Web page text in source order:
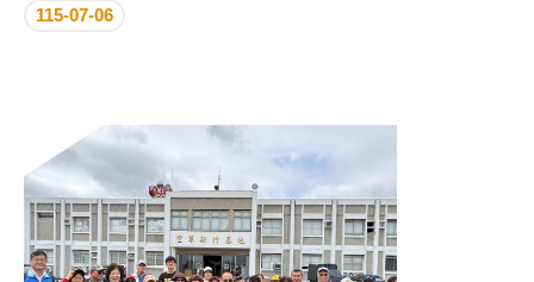
產
里
界
臺
115-07-06